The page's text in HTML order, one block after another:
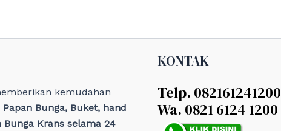
kemudahan
Papan Bunga, Buket, hand
Krans selama 24
KONTAK
Telp. 082161241200
Wa. 0821 6124 1200